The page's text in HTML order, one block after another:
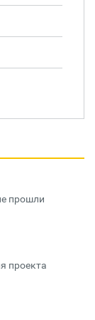
прошли
проекта